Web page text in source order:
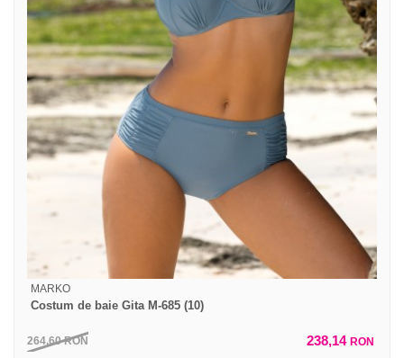
MARKO
Costum de baie Gita M-685 (10)
264,60RON 238,14 RON